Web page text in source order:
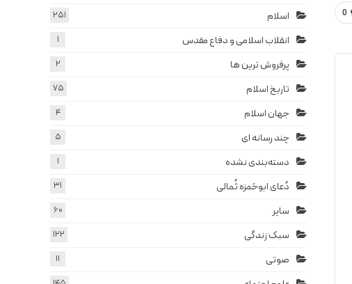
0 اسلام 251
انقلاب اسلامی و دفاع مقدس 1
پرفروش ترین ها 2
تاریخ اسلام 75
جهان اسلام 4
چند رسانه ای 5
دسته‌بندی نشده 1
دُعای ابوحَمزه ثُمالی 31
سایر 60
سبک زندگی 122
صوتی 11